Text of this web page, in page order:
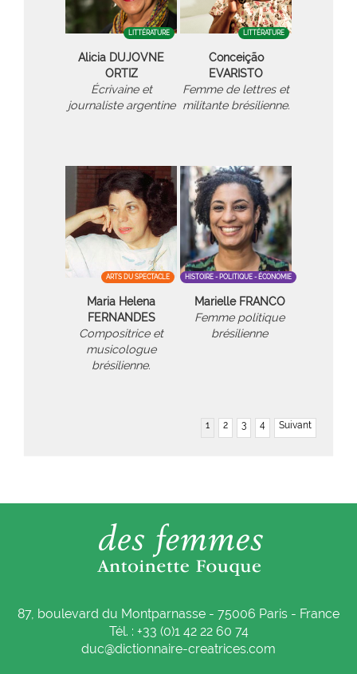
LITTÉRATURE
Alicia DUJOVNE
ORTIZ
Écrivaine et
journaliste argentine
LITTÉRATURE
Conceição
EVARISTO
Femme de lettres et
militante brésilienne.
ARTS DU SPECTACLE
Maria Helena
FERNANDES
Compositrice et
musicologue
brésilienne.
HISTOIRE - POLITIQUE - ÉCONOMIE
Marielle FRANCO
Femme politique
brésilienne
1 2 3 4 Suivant
87, boulevard du Montparnasse - 75006 Paris - France
Tél. : +33 (0)1 42 22 60 74
duc@dictionnaire-creatrices.com